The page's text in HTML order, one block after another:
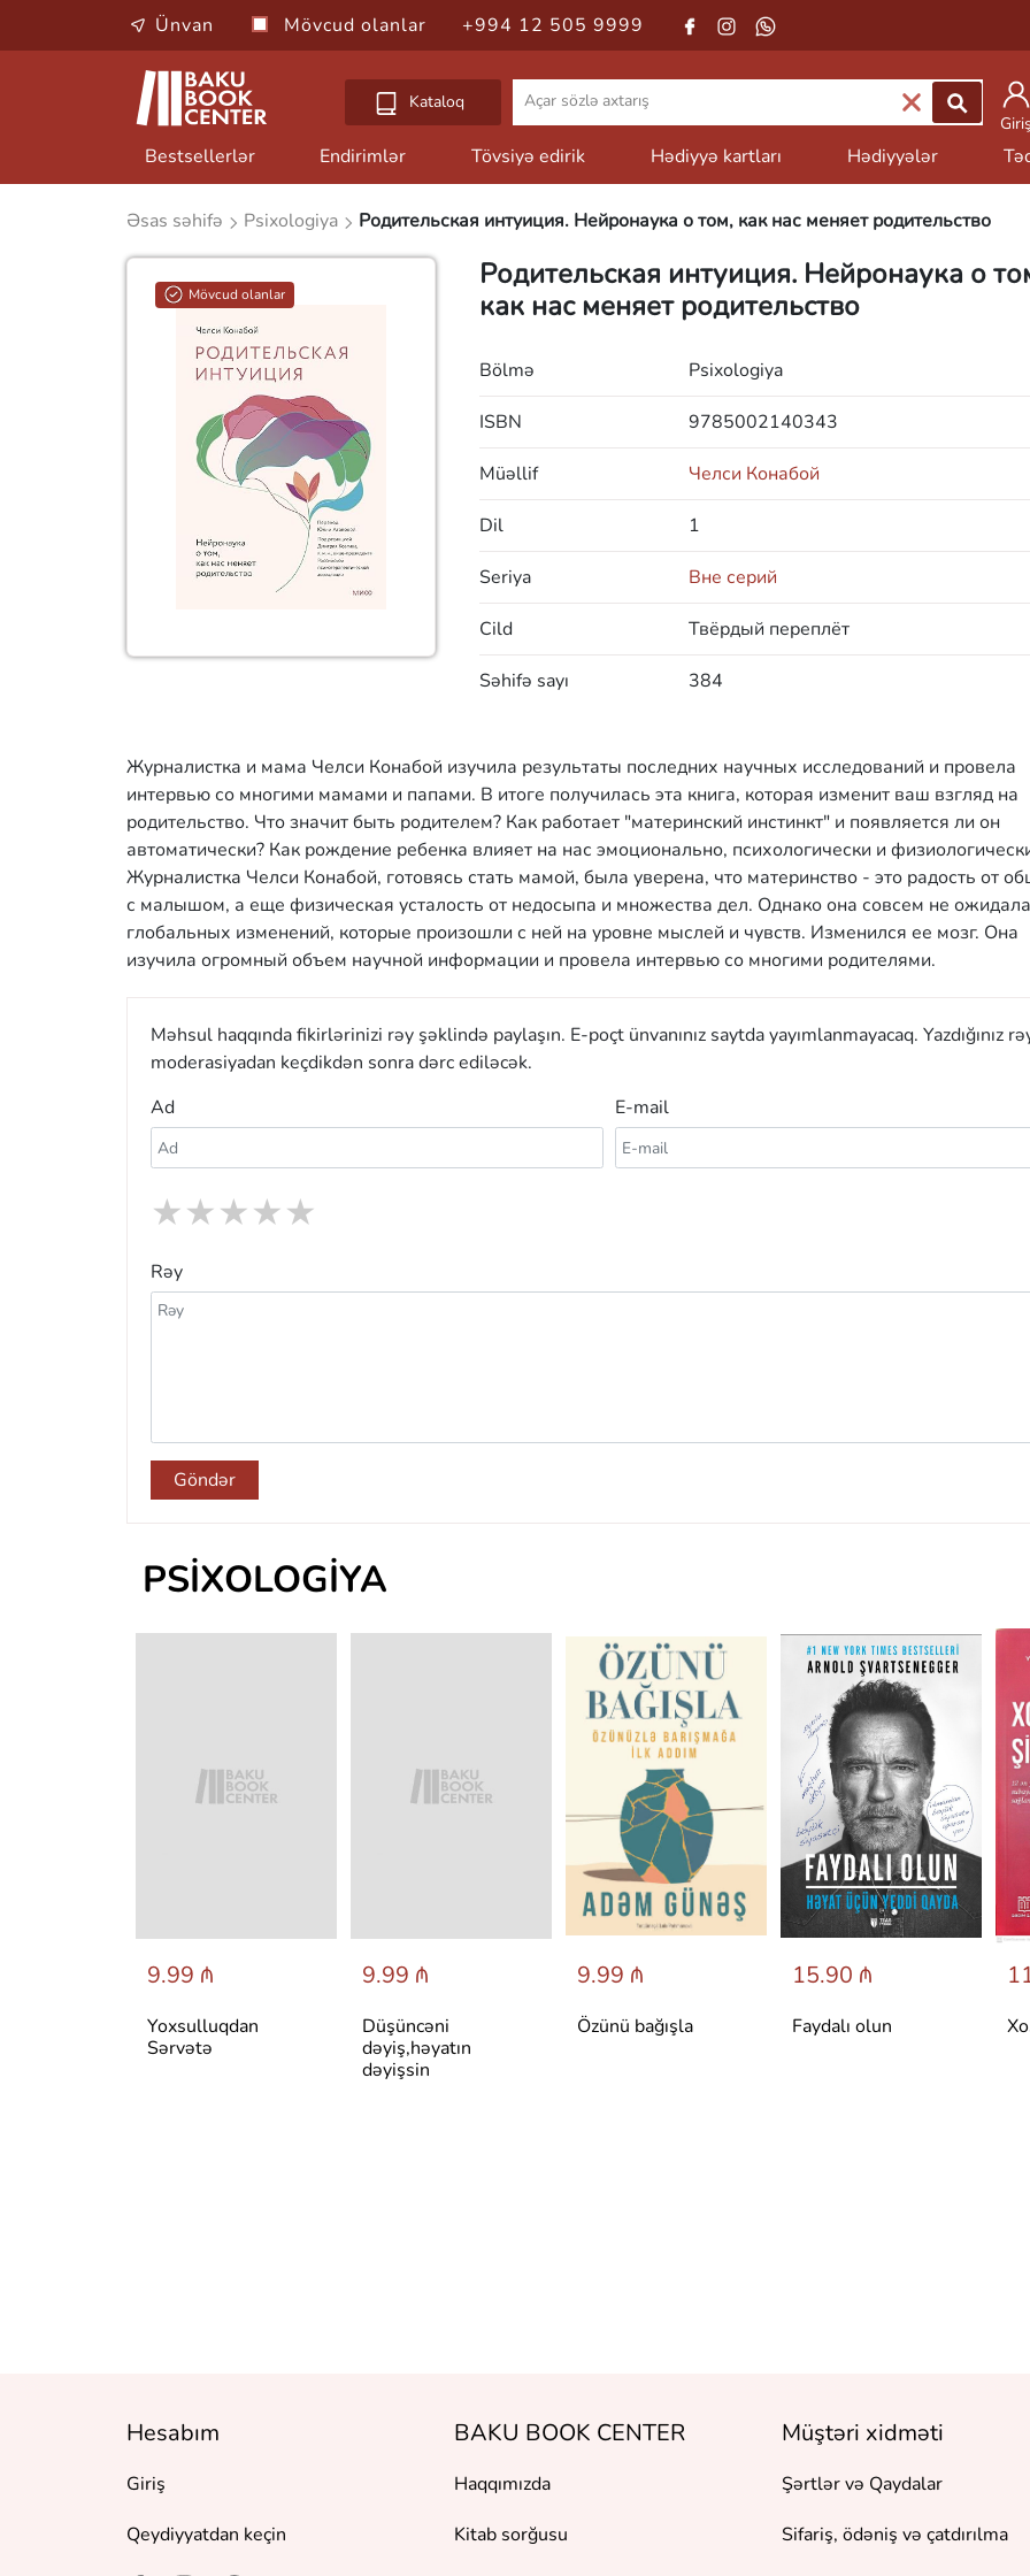
Ünvan Mövcud olanlar +994 12 505 9999
Kataloq
Bestsellerlər Endirimlər Tövsiyə edirik Hədiyyə kartları Hədiyyələr
Əsas səhifə Psixologiya Родительская интуиция. Нейронаука о том, как нас меняет родительство
Mövcud olanlar
Родительская интуиция. Нейронаука о
как нас меняет родительство
Bölmə Psixologiya
ISBN 9785002140343
Müəllif Челси Конабой
Dil 1
Seriya Вне серий
Cild Твёрдый переплёт
Səhifə sayı 384
Журналистка и мама Челси Конабой изучила результаты последних научных исследований и провела
интервью со многими мамами и папами. В итоге получилась эта книга, которая изменит ваш взгляд на
родительство. Что значит быть родителем? Как работает "материнский инстинкт" и появляется ли он
автоматически? Как рождение ребенка влияет на нас эмоционально, психологически и
Журналистка Челси Конабой, готовясь стать мамой, была уверена, что материнство - это радость от
с малышом, а еще физическая усталость от недосыпа и множества дел. Однако она совсем не
глобальных изменений, которые произошли с ней на уровне мыслей и чувств. Изменился ее мозг. Она
изучила огромный объем научной информации и провела интервью со многими родителями.
Məhsul haqqında fikirlərinizi rəy şəklində paylaşın. E-poçt ünvanınız saytda yayımlanmayacaq. Yazdığınız
moderasiyadan keçdikdən sonra dərc ediləcək.
Ad
E-mail
★
★
★
★
★
Rəy
Göndər
PSIXOLOGIYA
9.99 ₼
Yoxsulluqdan
Sərvətə
9.99 ₼
Düşüncəni
dəyiş,həyatın
dəyişsin
9.99 ₼
Özünü bağışla
15.90 ₼
Faydalı olun
Hesabım
Giriş
Qeydiyyatdan keçin
BAKU BOOK CENTER
Haqqımızda
Kitab sorğusu
Müştəri xidməti
Şərtlər və Qaydalar
Sifariş, ödəniş və çatdırılma